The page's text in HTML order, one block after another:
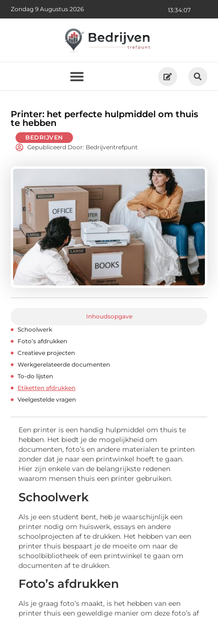
13:34:09
Zondag 9 Augustus 2026
Printer: het perfecte hulpmiddel om thuis
te hebben
BEDRIJVEN
Gepubliceerd Door: Bedrijventrefpunt
Inhoudsopgave
Schoolwerk
Foto’s afdrukken
Creatieve projecten
Werkgerelateerde documenten
To-do lijsten
Etiketten afdrukken
Veelgestelde vragen
Een printer is een handig hulpmiddel om thuis te
hebben. Het biedt je de mogelijkheid om
documenten, foto’s en andere materialen te printen
zonder dat je naar een printwinkel hoeft te gaan.
Hier zijn enkele van de belangrijkste redenen
waarom mensen thuis een printer gebruiken.
Schoolwerk
Als je een student bent, heb je waarschijnlijk een
printer nodig om huiswerk, essays en andere
schoolprojecten af te drukken. Het hebben van een
printer thuis bespaart je de moeite om naar de
schoolbibliotheek of een printwinkel te gaan om
documenten af te drukken.
Foto’s afdrukken
Als je graag foto’s maakt, is het hebben van een
printer thuis een geweldige manier om deze foto’s af